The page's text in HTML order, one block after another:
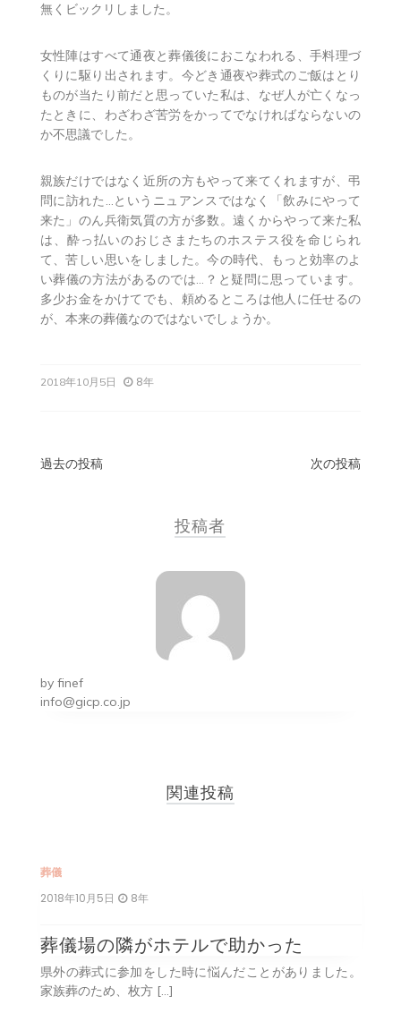
無くビックリしました。
女性陣はすべて通夜と葬儀後におこなわれる、手料理づ
くりに駆り出されます。今どき通夜や葬式のご飯はとり
ものが当たり前だと思っていた私は、なぜ人が亡くなっ
たときに、わざわざ苦労をかってでなければならないの
か不思議でした。
親族だけではなく近所の方もやって来てくれますが、弔
問に訪れた…というニュアンスではなく「飲みにやって
来た」のん兵衛気質の方が多数。遠くからやって来た私
は、酔っ払いのおじさまたちのホステス役を命じられ
て、苦しい思いをしました。今の時代、もっと効率のよ
い葬儀の方法があるのでは…？と疑問に思っています。
多少お金をかけてでも、頼めるところは他人に任せるの
が、本来の葬儀なのではないでしょうか。
2018年10月5日 8年
投
シ
ョ
過去の投稿 次の投稿
投稿者
by finef
info@gicp.co.jp
関連投稿
葬儀
2018年10月5日 8年
葬儀場の隣がホテルで助かった
県外の葬式に参加をした時に悩んだことがありました。
家族葬のため、枚方 […]